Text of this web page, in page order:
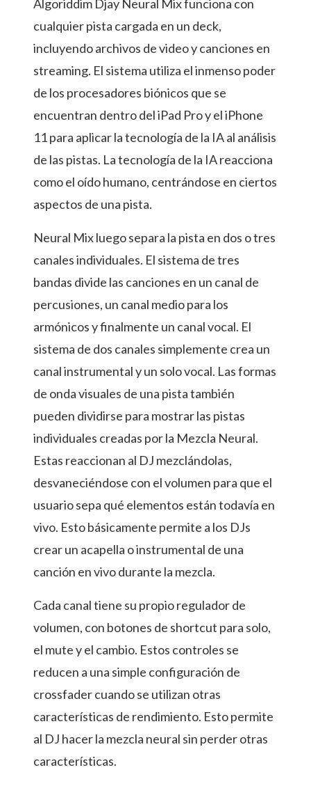
Algoriddim Djay Neural Mix funciona con
cualquier pista cargada en un deck,
incluyendo archivos de video y canciones en
streaming. El sistema utiliza el inmenso poder
de los procesadores biónicos que se
encuentran dentro del iPad Pro y el iPhone
11 para aplicar la tecnología de la IA al análisis
de las pistas. La tecnología de la IA reacciona
como el oído humano, centrándose en ciertos
aspectos de una pista.
Neural Mix luego separa la pista en dos o tres
canales individuales. El sistema de tres
bandas divide las canciones en un canal de
percusiones, un canal medio para los
armónicos y finalmente un canal vocal. El
sistema de dos canales simplemente crea un
canal instrumental y un solo vocal. Las formas
de onda visuales de una pista también
pueden dividirse para mostrar las pistas
individuales creadas por la Mezcla Neural.
Estas reaccionan al DJ mezclándolas,
desvaneciéndose con el volumen para que el
usuario sepa qué elementos están todavía en
vivo. Esto básicamente permite a los DJs
crear un acapella o instrumental de una
canción en vivo durante la mezcla.
Cada canal tiene su propio regulador de
volumen, con botones de shortcut para solo,
el mute y el cambio. Estos controles se
reducen a una simple configuración de
crossfader cuando se utilizan otras
características de rendimiento. Esto permite
al DJ hacer la mezcla neural sin perder otras
características.